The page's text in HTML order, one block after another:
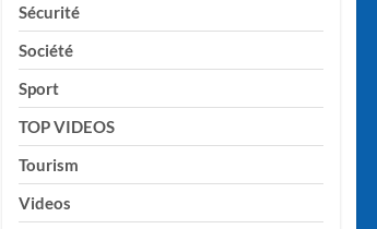
Sécurité
Société
Sport
TOP VIDEOS
Tourism
Videos